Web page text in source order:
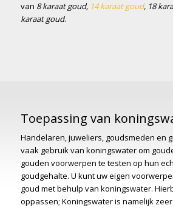
van 8 karaat goud, 14 karaat goud, 18
karaat goud.
Toepassing van
Handelaren, juweliers, goudsmeden en
vaak gebruik van koningswater om
gouden voorwerpen te testen op hun
goudgehalte. U kunt uw eigen
goud met behulp van koningswater.
oppassen; Koningswater is namelijk